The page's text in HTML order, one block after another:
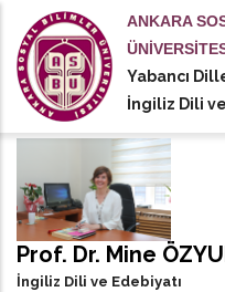
içeriğe
atla
ANKARA
Yabancı
İngiliz Dili
actions
Prof. Dr. Mine
İngiliz Dili ve Edebiyatı